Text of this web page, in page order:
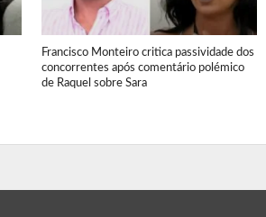
Francisco Monteiro critica passividade dos
concorrentes após comentário polémico
de Raquel sobre Sara